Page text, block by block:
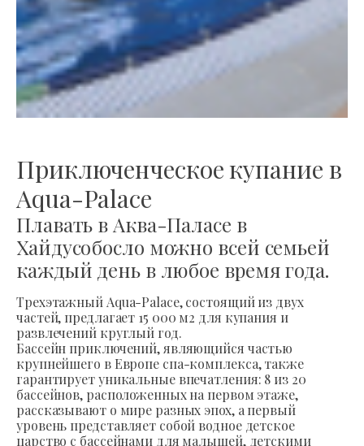
Приключенческое купание в
Aqua-Palace
Плавать в Аква-Паласе в
Хайдусобосло можно всей семьей
каждый день в любое время года.
Трехэтажный Aqua-Palace, состоящий из двух
частей, предлагает 15 000 м2 для купания и
развлечений круглый год.
Бассейн приключений, являющийся частью
крупнейшего в Европе спа-комплекса, также
гарантирует уникальные впечатления: 8 из 20
бассейнов, расположенных на первом этаже,
рассказывают о мире разных эпох, а первый
уровень представляет собой водное детское
царство с бассейнами для малышей, детскими